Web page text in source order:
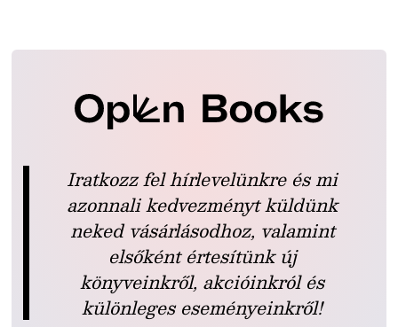
Iratkozz fel hírlevelünkre és mi
azonnali kedvezményt küldünk
neked vásárlásodhoz, valamint
elsőként értesítünk új
könyveinkről, akcióinkról és
különleges eseményeinkről!